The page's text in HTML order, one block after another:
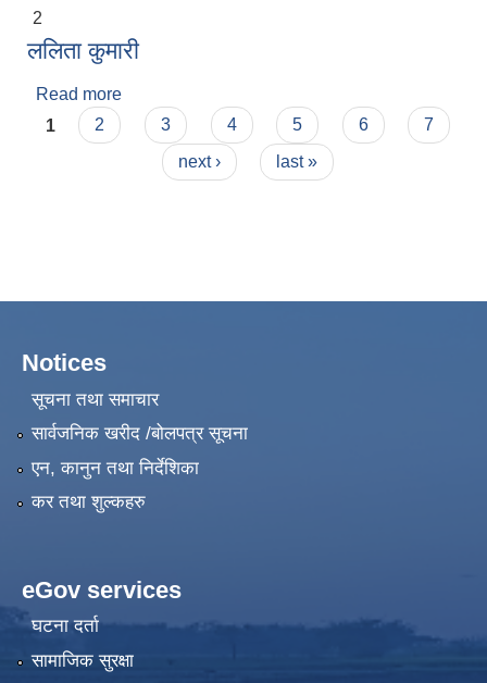
2
ललिता कुमारी
Read more
Pages
1 2 3 4 5 6
7
next ›
last »
Notices
सूचना तथा समाचार
सार्वजनिक खरीद /बोलपत्र सूचना
एन, कानुन तथा निर्देशिका
कर तथा शुल्कहरु
eGov services
घटना दर्ता
सामाजिक सुरक्षा